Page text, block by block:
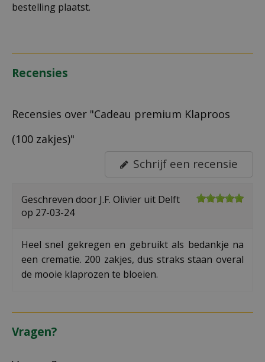
bestelling plaatst.
Recensies
Recensies over "Cadeau premium Klaproos
(100 zakjes)"
Schrijf een recensie
Geschreven door J.F. Olivier uit Delft
op 27-03-24
Heel snel gekregen en gebruikt als bedankje na
een crematie. 200 zakjes, dus straks staan overal
de mooie klaprozen te bloeien.
Vragen?